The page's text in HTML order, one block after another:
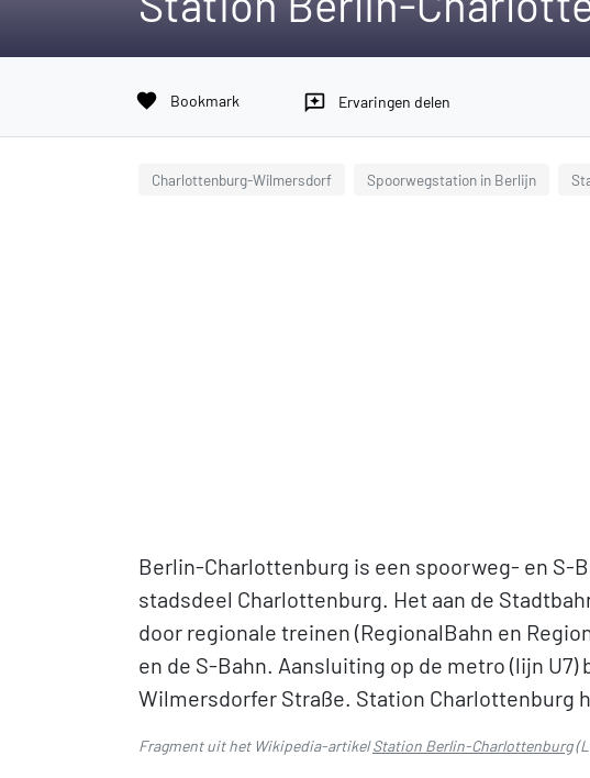
favorite Bookmark reviews Ervaringen delen
Charlottenburg-Wilmersdorf Spoorwegstation in Berlijn
Berlin-Charlottenburg is een spoorweg- en S-
stadsdeel Charlottenburg. Het aan de
door regionale treinen (RegionalBahn en
en de S-Bahn. Aansluiting op de metro (lijn
Wilmersdorfer Straße. Station Charlottenburg
Fragment uit het Wikipedia-artikelStation Berlin-Charlottenburg